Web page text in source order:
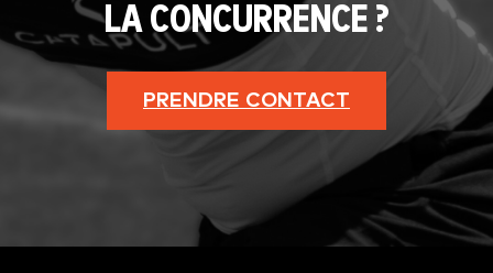
LA CONCURRENCE ?
PRENDRE CONTACT